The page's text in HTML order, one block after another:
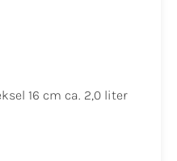
16 cm ca. 2,0 liter